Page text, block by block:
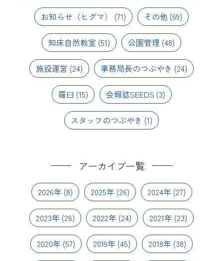
お知らせ（ヒグマ） (71) その他 (69)
知床自然教室 (51) 公園管理 (48)
施設運営 (24) 事務局長のつぶやき (24)
羅臼 (15) 会報誌SEEDS (3)
スタッフのつぶやき (1)
アーカイブ一覧
2026年(8) 2025年(26) 2024年(27)
2023年 (26) 2022年 (24) 2021年 (23)
2020年 (57) 2019年 (45) 2018年 (38)